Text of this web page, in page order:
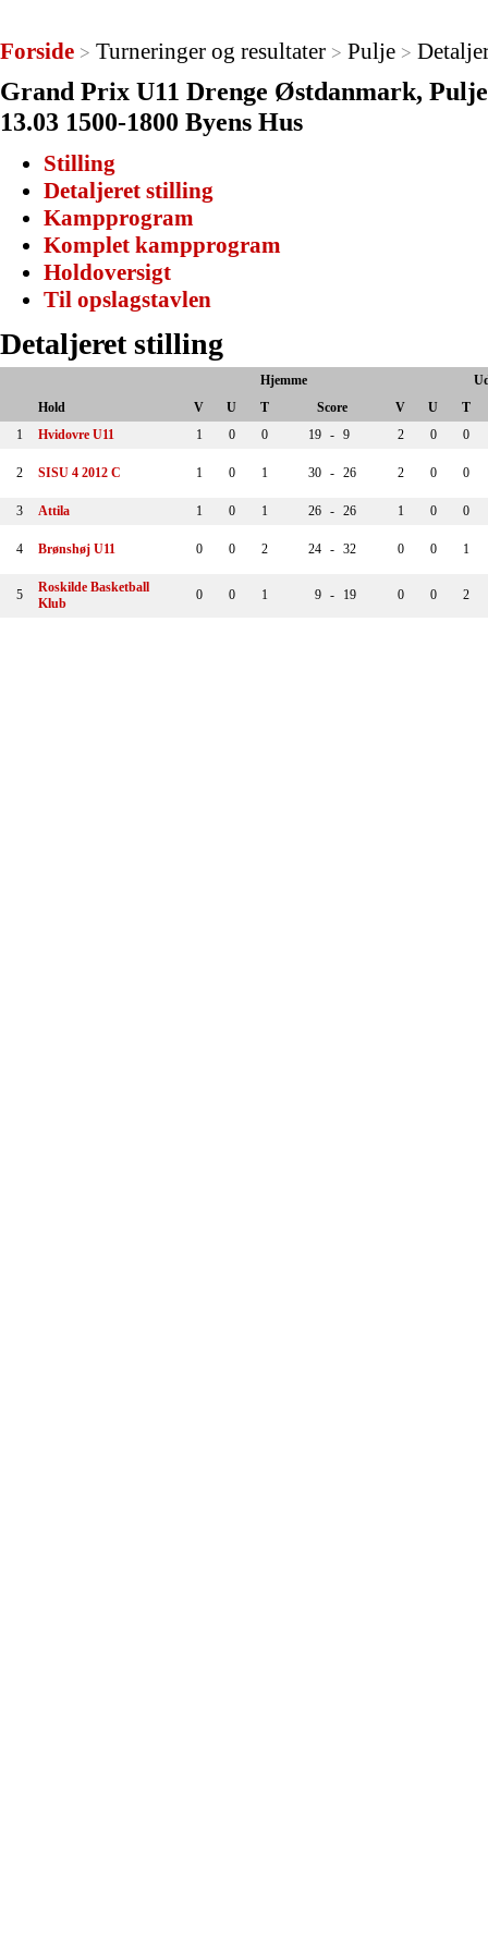
Forside > Turneringer og resultater > Pulje >
Grand Prix U11 Drenge Østdanmark,
13.03 1500-1800 Byens Hus
Stilling
Detaljeret stilling
Kampprogram
Komplet kampprogram
Holdoversigt
Til opslagstavlen
Detaljeret stilling
Hjemme
Hold
V U T Score V U
T
1
Hvidovre U11 1 0 0 19 - 9 2 0 0
2 SISU 4 2012 C 1 0 1 30 - 26 2 0 0
3 Attila 1 0 1 26 - 26 1 0 0
4 Brønshøj U11 0 0 2 24 - 32 0 0 1
5
Roskilde Basketball
Klub
0 0 1 9 - 19 0 0 2